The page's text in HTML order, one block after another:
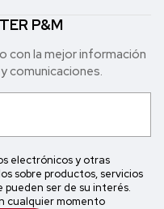
P&M
la mejor in formación
comunicaciones.
electrónicos y otras
sobre productos, servicios
ser de su interés.
cualquier momento